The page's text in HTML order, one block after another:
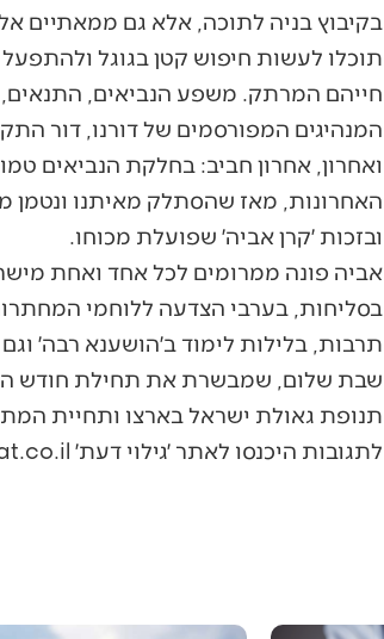
בקיבוץ בניה לתוכה, אלא גם ממאתיים
תוכלו לעשות חיפוש קטן בגוגל
חייהם המרתק. משפע הנביאים, התנאים,
המנהיגים המפורסמים של דורנו, דור
האחרונות, מאז שהסתלק מאיתנו ונטמן
ובזכות ׳קרן אביה׳ שפועלת מכוחו.
אביה פונה ממרומים לכל אחד ואחת
בסליחות, בערבי הצדעה ללוחמי
תרבות, בלילות לימוד ב׳הושענא רבה׳
שבת שלום, שמבשרת את תחילת חודש
תנופת גאולת ישראל בארצו ותחיית
לתגובות היכנסו לאתר ׳גילוי דעת׳ www.giluydaat.co.il